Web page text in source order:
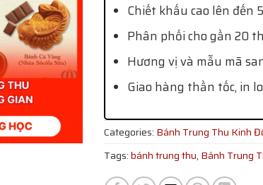
Chiết khấu cao lên đến
Phân phối cho gần 20
Hương vị và mẫu mã
Giao hàng thần tốc, in
Categories: Bánh Trung Thu Kinh
Tags:bánh trung thu, Bánh Trung